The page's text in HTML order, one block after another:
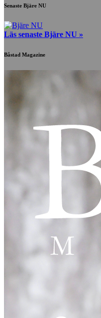
Senaste Bjäre NU
Läs senaste Bjäre NU »
Båstad Magazine